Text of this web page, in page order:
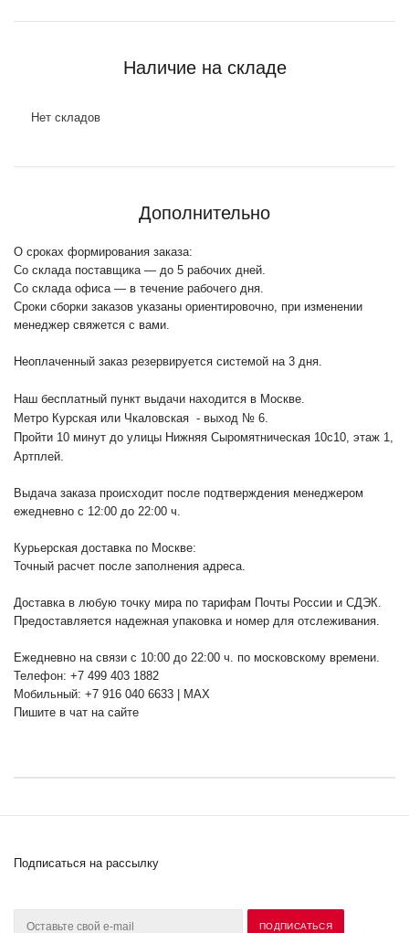
Наличие на складе
Нет складов
Дополнительно
О сроках формирования заказа:
Со склада поставщика — до 5 рабочих дней.
Со склада офиса — в течение рабочего дня.
Сроки сборки заказов указаны ориентировочно, при изменении
менеджер свяжется с вами.
Неоплаченный заказ резервируется системой на 3 дня.
Наш бесплатный пункт выдачи находится в Москве.
Метро Курская или Чкаловская - выход № 6.
Пройти 10 минут до улицы Нижняя Сыромятническая 10с10, этаж 1,
Артплей.
Выдача заказа происходит после подтверждения менеджером
ежедневно с 12:00 до 22:00 ч.
Курьерская доставка по Москве:
Точный расчет после заполнения адреса.
Доставка в любую точку мира по тарифам Почты России и СДЭК.
Предоставляется надежная упаковка и номер для отслеживания.
Ежедневно на связи с 10:00 до 22:00 ч. по московскому времени.
Телефон: +7 499 403 1882
Мобильный: +7 916 040 6633 | MAX
Пишите в чат на сайте
Подписаться на рассылку